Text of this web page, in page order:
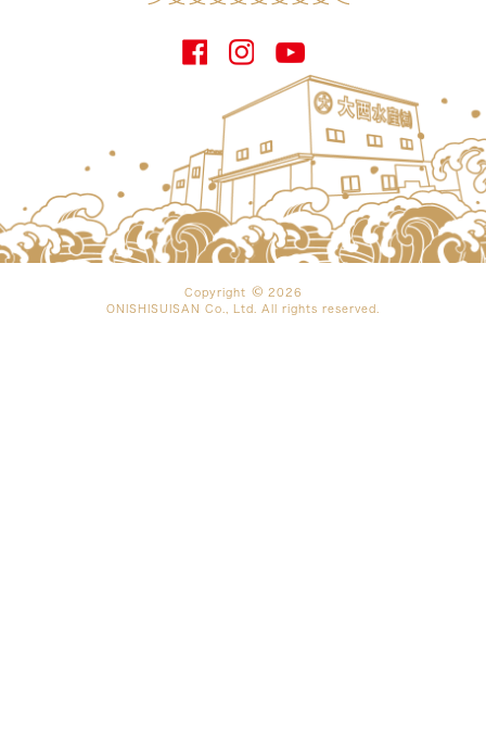
Copyright
2026
ONISHISUISAN Co., Ltd. All rights reserved.